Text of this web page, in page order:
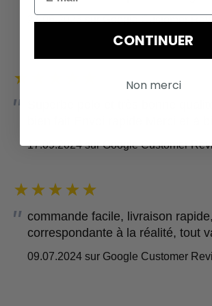
27.06.2023 sur Google Customer
17.09.2024 sur Google Customer
commande facile, livraison
correspondante à la réalité, tout
09.07.2024 sur Google Customer
CONTINUER
Non merci